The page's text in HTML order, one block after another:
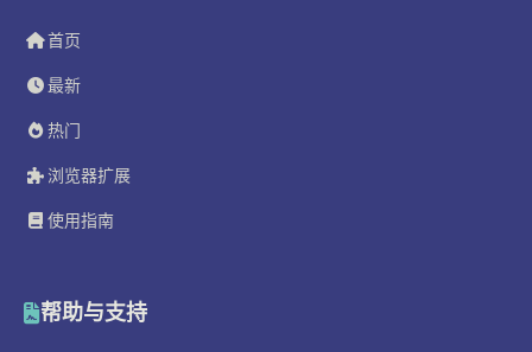
首页
最新
热门
浏览器扩展
使用指南
帮助与支持